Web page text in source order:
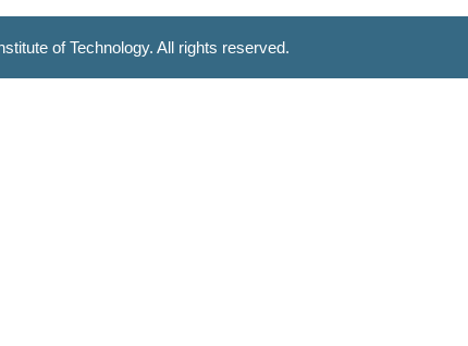
of Technology. All rights reserved.